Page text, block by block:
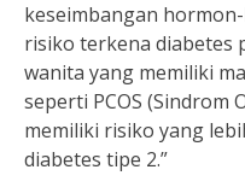
keseimbangan
risiko terkena diabetes
wanita yang memiliki
seperti PCOS (Sindrom
memiliki risiko yang
diabetes tipe 2.”